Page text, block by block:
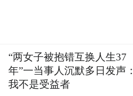
“两女子被抱错互换人生37
年”一当事人沉默多日发声：
我不是受益者